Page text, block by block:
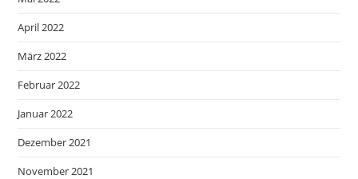
April 2022
März 2022
Februar 2022
Januar 2022
Dezember 2021
November 2021